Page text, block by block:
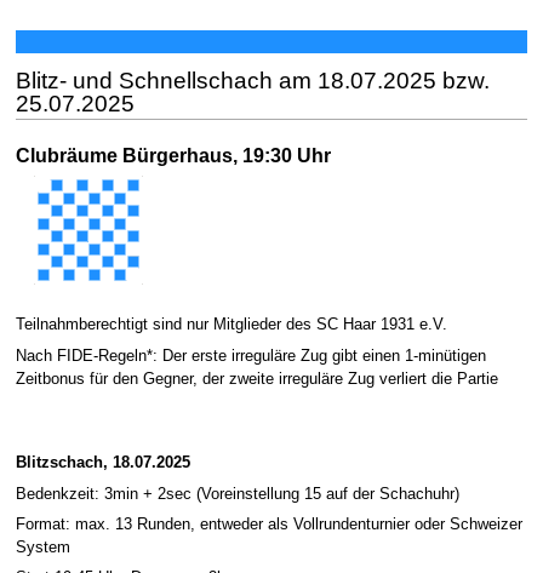
Blitz- und Schnellschach am 18.07.2025 bzw.
25.07.2025
Clubräume Bürgerhaus, 19:30 Uhr
Teilnahmberechtigt sind nur Mitglieder des SC Haar 1931 e.V.
Nach FIDE-Regeln*: Der erste irreguläre Zug gibt einen 1-minütigen
Zeitbonus für den Gegner, der zweite irreguläre Zug verliert die Partie
Blitzschach, 18.07.2025
Bedenkzeit: 3min + 2sec (Voreinstellung 15 auf der Schachuhr)
Format: max. 13 Runden, entweder als Vollrundenturnier oder Schweizer
System